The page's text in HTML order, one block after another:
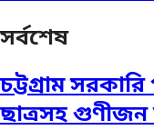
সর্বশেষ
চট্টগ্রাম
ছাত্রসহ গুণীজন